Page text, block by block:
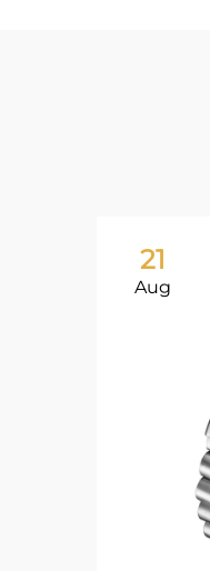
21
Aug